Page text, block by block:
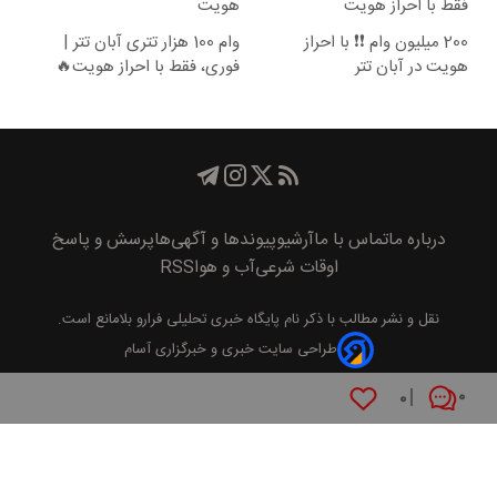
۰ ۰
فقط با احراز هویت
هویت
200 میلیون وام ❗❗ با احراز
هویت در آبان تتر
وام 100 هزار تتری آبان تتر |
فوری، فقط با احراز هویت🔥
درباره ماتماس با ماآرشیوپیوند‌ها و آگهی‌هاپرسش و پاسخ
اوقات شرعیآب و هواRSS
نقل و نشر مطالب با ذکر نام پايگاه خبری تحليلی فراروبلامانع است.
طراحی سایت خبری و خبرگزاری آسام